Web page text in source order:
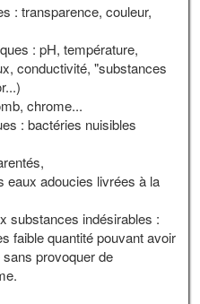
: transparence, couleur,
: pH, température,
conductivité, "substances
chrome...
: bactéries nuisibles
eaux adoucies livrées à la
substances indésirables :
faible quantité pouvant avoir
provoquer de